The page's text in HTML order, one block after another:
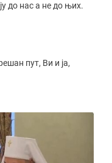
до нас а не до њих.
пут, Ви и ја,